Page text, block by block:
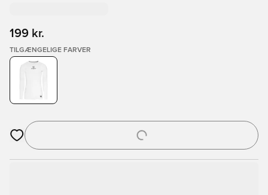
199 kr.
TILGÆNGELIGE FARVER
Åbner en Modal til at logge ind eller tilmelde dig som medlem